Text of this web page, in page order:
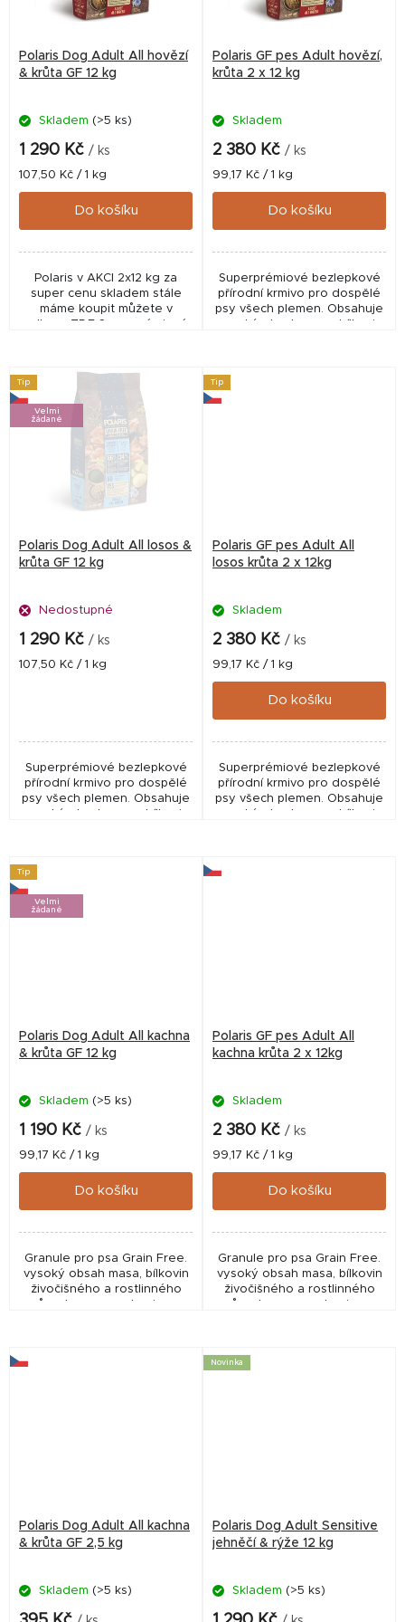
o
Polaris Dog Adult All hovězí
& krůta GF 12 kg
Skladem (>5 ks)
1 290 Kč / ks
Měrná
cena:
107,50 Kč / 1 kg
Do košíku
Polaris v AKCI 2x12 kg za
super cenu skladem stále
máme koupit můžete v
odkazu ZDE Superprémiové
plemen. Obsahuje vysoký
Polaris GF pes Adult hovězí,
krůta 2 x 12 kg
Skladem
2 380 Kč / ks
Měrná
cena:
99,17 Kč / 1 kg
Do košíku
Superprémiové bezlepkové
přírodní krmivo pro dospělé
psy všech plemen. Obsahuje
vysoký obsah masa, bílkovin
Tip
Velmi
žádané
Polaris Dog Adult All losos &
krůta GF 12 kg
Nedostupné
1 290 Kč / ks
Měrná
107,50 Kč / 1 kg
Superprémiové bezlepkové
přírodní krmivo pro dospělé
psy všech plemen. Obsahuje
Tip
Polaris GF pes Adult All
losos krůta 2 x 12kg
Skladem
2 380 Kč / ks
Měrná
cena:
99,17 Kč / 1 kg
Do košíku
Superprémiové bezlepkové
přírodní krmivo pro dospělé
psy všech plemen. Obsahuje
Tip
Velmi
žádané
Polaris Dog Adult All kachna
& krůta GF 12 kg
Skladem (>5 ks)
1 190 Kč / ks
Měrná
cena:
99,17 Kč / 1 kg
Do košíku
Granule pro psa Grain Free.
vysoký obsah masa, bílkovin
živočišného a rostlinného
původu, superpotraviny a
Polaris GF pes Adult All
kachna krůta 2 x 12kg
Skladem
2 380 Kč / ks
Měrná
cena:
99,17 Kč / 1 kg
Do košíku
Granule pro psa Grain Free.
vysoký obsah masa, bílkovin
živočišného a rostlinného
původu, superpotraviny a
Polaris Dog Adult All kachna
& krůta GF 2,5 kg
Skladem (>5 ks)
Novinka
Polaris Dog Adult Sensitive
jehněčí & rýže 12 kg
Skladem (>5 ks)